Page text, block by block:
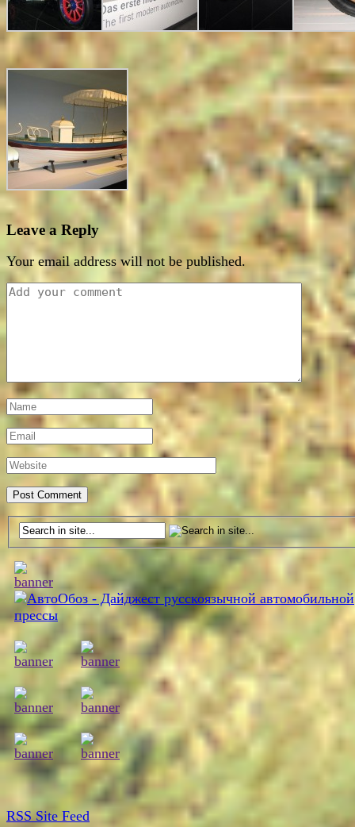
Leave a Reply
Your email address will not be published.
RSS Site Feed